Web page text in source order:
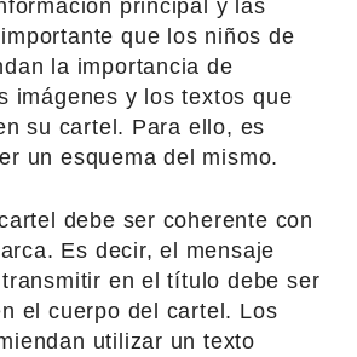
principal y las
que los niños de
la importancia de
imágenes y los textos que
su cartel. Para ello, es
un esquema del mismo.
debe ser coherente con
Es decir, el mensaje
en el título debe ser
el cuerpo del cartel. Los
utilizar un texto